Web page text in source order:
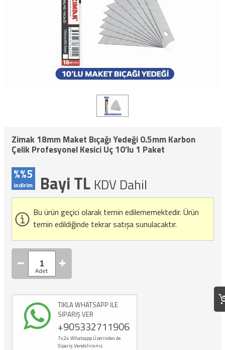
Zimak 18mm Maket Bıçağı Yedeği 0.5mm Karbon
Çelik Profesyonel Kesici Uç 10’lu 1 Paket
%%5
indirim Bayi TL KDV Dahil
Bu ürün geçici olarak temin edilememektedir. Ürün
temin edildiğinde tekrar satışa sunulacaktır.
TIKLA WHATSAPP İLE
SİPARİŞ VER
+905332711906
7x24 Whatsapp Üzerinden de
Sipariş Verebilirsiniz.